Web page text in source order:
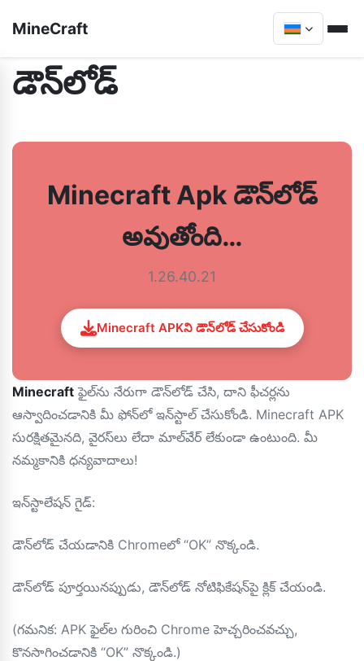
MineCraft
డౌన్‌లోడ్
Minecraft Apk డౌన్‌లోడ్
అవుతోంది…
1.26.40.21
Minecraft APKని డౌన్‌లోడ్ చేసుకోండి
Minecraft ఫైల్‌ను నేరుగా డౌన్‌లోడ్ చేసి, దాని ఫీచర్లను
ఆస్వాదించడానికి మీ ఫోన్‌లో ఇన్‌స్టాల్ చేసుకోండి. Minecraft APK
సురక్షితమైనది, వైరస్‌లు లేదా మాల్‌వేర్ లేకుండా ఉంటుంది. మీ
నమ్మకానికి ధన్యవాదాలు!
ఇన్‌స్టాలేషన్ గైడ్:
డౌన్‌లోడ్ చేయడానికి Chromeలో “OK” నొక్కండి.
డౌన్‌లోడ్ పూర్తయినప్పుడు, డౌన్‌లోడ్ నోటిఫికేషన్‌పై క్లిక్ చేయండి.
(గమనిక: APK ఫైల్‌ల గురించి Chrome హెచ్చరించవచ్చు,
కొనసాగించడానికి “OK” నొక్కండి.)